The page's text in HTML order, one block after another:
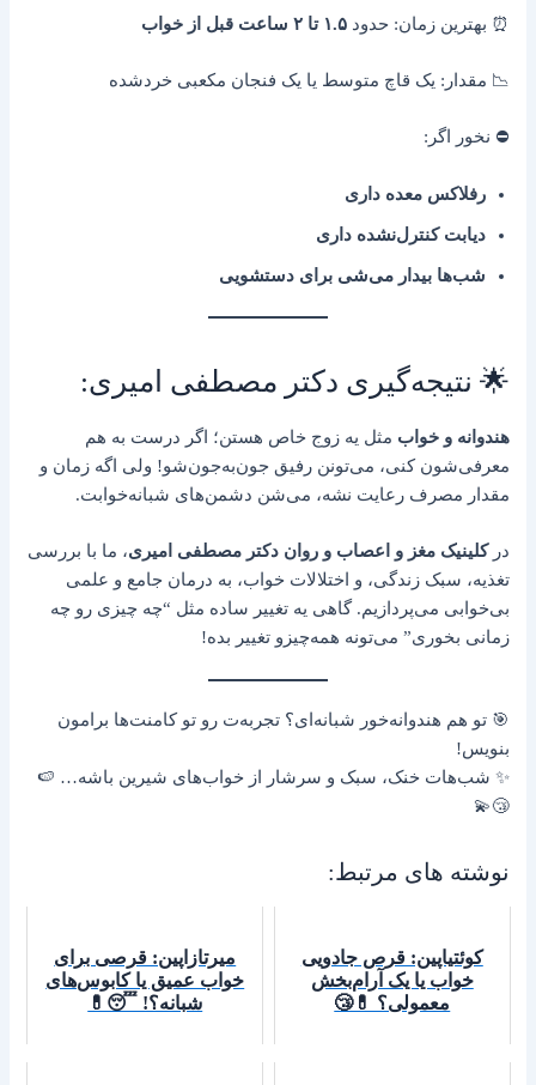
⏰ بهترین زمان: حدود۱.۵ تا ۲ ساعت قبل از خواب
📉 مقدار: یک قاچ متوسط یا یک فنجان مکعبی خرد‌شده
⛔ نخور اگر:
رفلاکس معده داری
دیابت کنترل‌نشده داری
شب‌ها بیدار می‌شی برای دستشویی
🌟 نتیجه‌گیری دکتر مصطفی امیری:
هندوانه و خواب مثل یه زوج خاص هستن؛ اگر درست به هم
معرفی‌شون کنی، می‌تونن رفیق جون‌به‌جون‌شو! ولی اگه زمان و
مقدار مصرف رعایت نشه، می‌شن دشمن‌های شبانه‌خوابت.
درکلینیک مغز و اعصاب و روان دکتر مصطفی امیری، ما با بررسی
تغذیه، سبک زندگی، و اختلالات خواب، به درمان جامع و علمی
بی‌خوابی می‌پردازیم. گاهی یه تغییر ساده مثل “چه چیزی رو چه
زمانی بخوری” می‌تونه همه‌چیزو تغییر بده!
🎯 تو هم هندوانه‌خور شبانه‌ای؟ تجربه‌ت رو تو کامنت‌ها برامون
بنویس!
✨ شب‌هات خنک، سبک و سرشار از خواب‌های شیرین باشه… 🍉
😴💫
نوشته های مرتبط:
کوئتیاپین: قرص جادویی
خواب یا یک آرام‌بخش
معمولی؟ 💊😴
میرتازاپین: قرصی برای
خواب عمیق یا کابوس‌های
شبانه؟! 😴💊